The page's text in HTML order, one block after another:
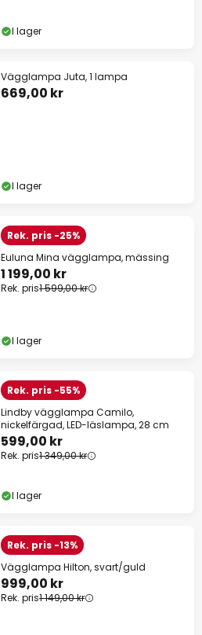
I lager
Vägglampa Juta, 1 lampa
669,00 kr
I lager
Rek. pris -25%
Euluna Mina vägglampa, mässing
1 199,00 kr
Rek. pris1 599,00 kr
I lager
Rek. pris -55%
Lindby vägglampa Camilo,
nickelfärgad, LED-läslampa, 28 cm
599,00 kr
Rek. pris1 349,00 kr
I lager
Rek. pris -13%
Vägglampa Hilton, svart/guld
999,00 kr
Rek. pris1 149,00 kr